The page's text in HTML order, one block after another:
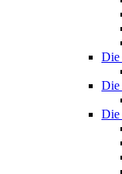
Die
Die
Die